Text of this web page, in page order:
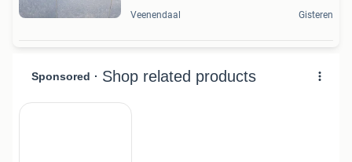
Veenendaal Gisteren